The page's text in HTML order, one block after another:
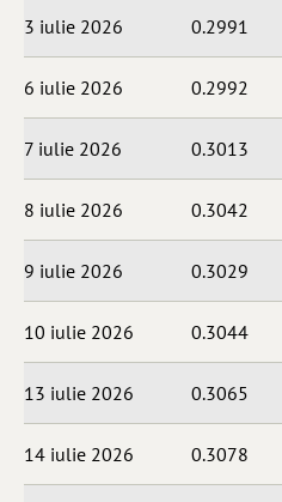
3 iulie 2026 0.2991
6 iulie 2026 0.2992
7 iulie 2026 0.3013
8 iulie 2026 0.3042
9 iulie 2026 0.3029
10 iulie 2026 0.3044
13 iulie 2026 0.3065
14 iulie 2026 0.3078